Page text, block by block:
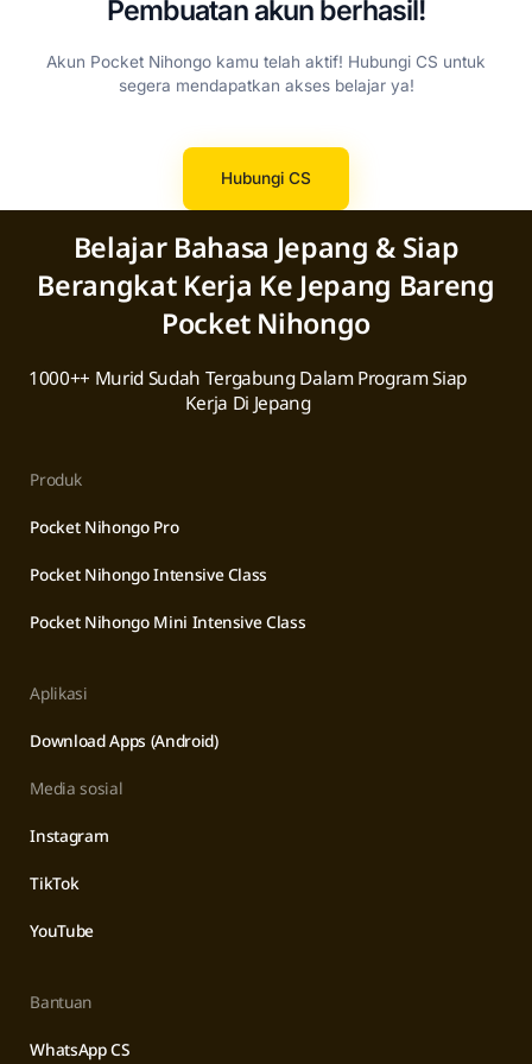
Pembuatan akun berhasil!
Akun Pocket Nihongo kamu telah aktif! Hubungi CS untuk
segera mendapatkan akses belajar ya!
Hubungi CS
Belajar Bahasa Jepang & Siap
Berangkat Kerja Ke Jepang Bareng
Pocket Nihongo
1000++ Murid Sudah Tergabung Dalam Program Siap
Kerja Di Jepang
Produk
Pocket Nihongo Pro
Pocket Nihongo Intensive Class
Pocket Nihongo Mini Intensive Class
Aplikasi
Download Apps (Android)
Media sosial
Instagram
TikTok
YouTube
Bantuan
WhatsApp CS